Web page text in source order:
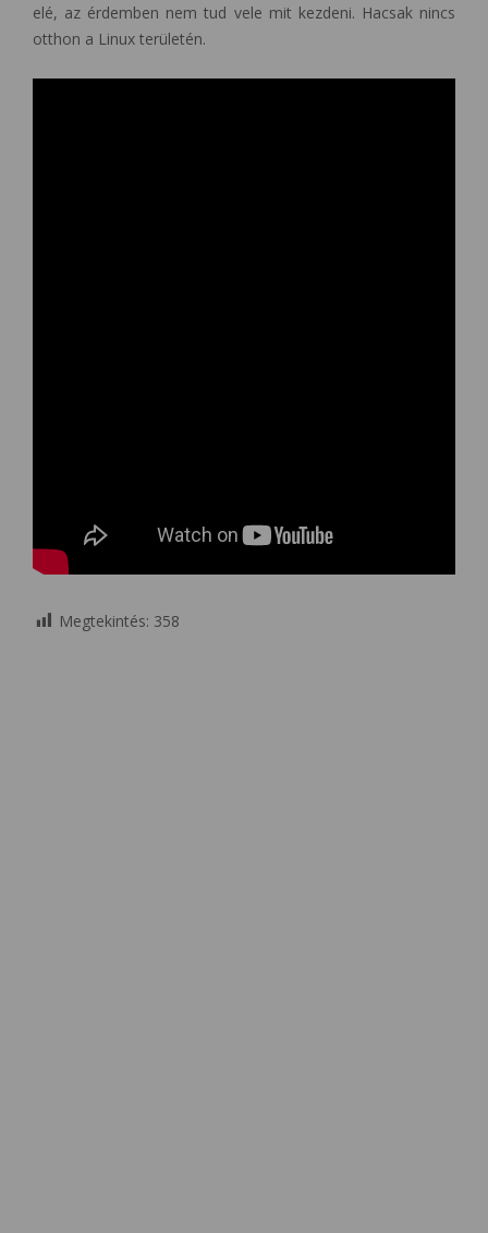
elé, az érdemben nem tud vele mit kezdeni. Hacsak nincs
otthon a Linux területén.
Megtekintés: 358